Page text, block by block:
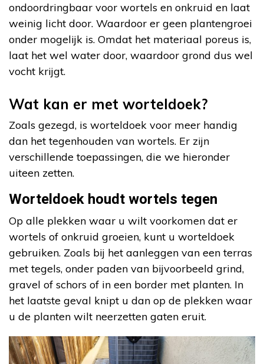
ondoordringbaar voor wortels en onkruid en laat
weinig licht door. Waardoor er geen plantengroei
onder mogelijk is. Omdat het materiaal poreus is,
laat het wel water door, waardoor grond dus wel
vocht krijgt.
Wat kan er met worteldoek?
Zoals gezegd, is worteldoek voor meer handig
dan het tegenhouden van wortels. Er zijn
verschillende toepassingen, die we hieronder
uiteen zetten.
Worteldoek houdt wortels tegen
Op alle plekken waar u wilt voorkomen dat er
wortels of onkruid groeien, kunt u worteldoek
gebruiken. Zoals bij het aanleggen van een terras
met tegels, onder paden van bijvoorbeeld grind,
gravel of schors of in een border met planten. In
het laatste geval knipt u dan op de plekken waar
u de planten wilt neerzetten gaten eruit.